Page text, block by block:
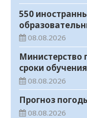
550
Казахстане
08.08.2026
Министерство
сроки
учебный год
08.08.2026
Прогноз
08.08.2026